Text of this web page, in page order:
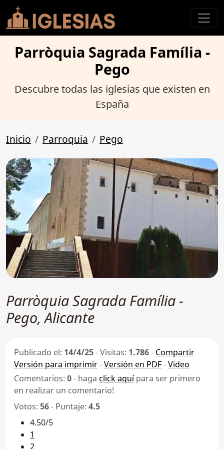
Parròquia Sagrada Família -
Pego
Descubre todas las iglesias que existen en
España
Inicio Parroquia Pego
Parròquia Sagrada Família -
Pego, Alicante
Publicado el: 14/4/25-Visitas: 1.786- Compartir
Versión para imprimir-Versión en PDF-Video
Comentarios: 0- haga click aquípara ser primero
en realizar un comentario!
Votos: 56- Puntaje: 4.5
4.50/5
1
2